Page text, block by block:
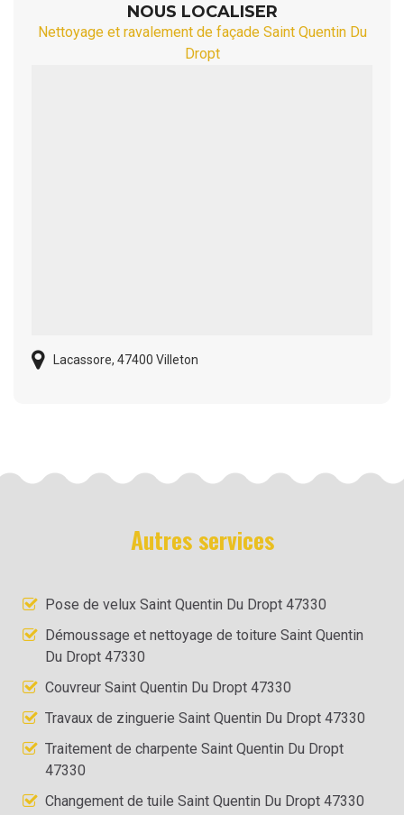
NOUS LOCALISER
Nettoyage et ravalement de façade Saint Quentin Du
Dropt
Lacassore, 47400 Villeton
Autres services
Pose de velux Saint Quentin Du Dropt 47330
Démoussage et nettoyage de toiture Saint Quentin
Du Dropt 47330
Couvreur Saint Quentin Du Dropt 47330
Travaux de zinguerie Saint Quentin Du Dropt 47330
Traitement de charpente Saint Quentin Du Dropt
47330
Changement de tuile Saint Quentin Du Dropt 47330